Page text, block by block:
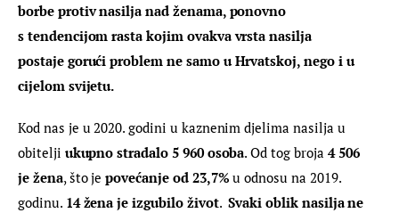
borbe protiv nasilja nad ženama, ponovno
s tendencijom rasta kojim ovakva vrsta nasilja
postaje gorući problem ne samo u Hrvatskoj, nego i u
cijelom svijetu.
Kod nas je u 2020. godini u kaznenim djelima nasilja u
obitelji ukupno stradalo 5 960 osoba. Od tog broja 4 506
je žena, što je povećanje od 23,7% u odnosu na 2019.
godinu. 14 žena je izgubilo život. Svaki oblik nasilja ne